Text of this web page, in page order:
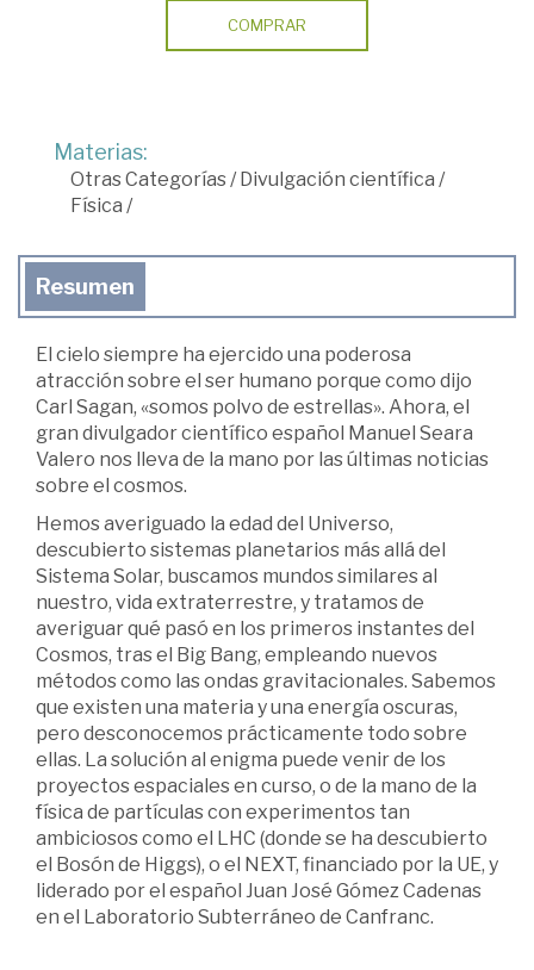
COMPRAR
Materias:
Otras Categorías /Divulgación científica /
Física /
Resumen
El cielo siempre ha ejercido una poderosa
atracción sobre el ser humano porque como dijo
Carl Sagan, «somos polvo de estrellas». Ahora, el
gran divulgador científico español Manuel Seara
Valero nos lleva de la mano por las últimas noticias
sobre el cosmos.
Hemos averiguado la edad del Universo,
descubierto sistemas planetarios más allá del
Sistema Solar, buscamos mundos similares al
nuestro, vida extraterrestre, y tratamos de
averiguar qué pasó en los primeros instantes del
Cosmos, tras el Big Bang, empleando nuevos
métodos como las ondas gravitacionales. Sabemos
que existen una materia y una energía oscuras,
pero desconocemos prácticamente todo sobre
ellas. La solución al enigma puede venir de los
proyectos espaciales en curso, o de la mano de la
física de partículas con experimentos tan
ambiciosos como el LHC (donde se ha descubierto
el Bosón de Higgs), o el NEXT, financiado por la UE, y
liderado por el español Juan José Gómez Cadenas
en el Laboratorio Subterráneo de Canfranc.